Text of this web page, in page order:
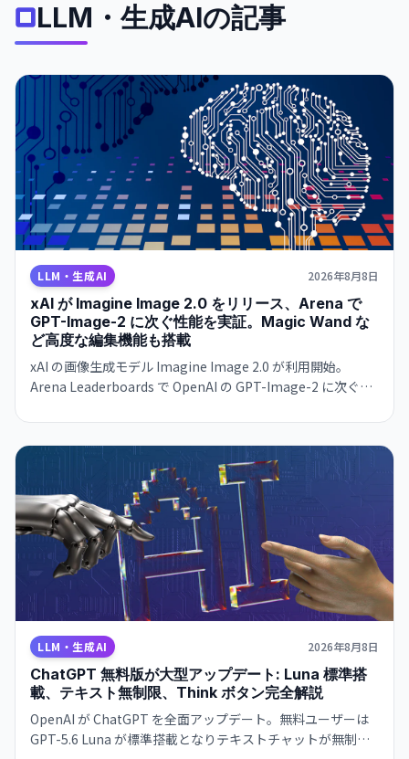
LLM・生成AIの記事
LLM・生成AI 2026年8月8日
xAI が Imagine Image 2.0 をリリース、Arena で
GPT-Image-2 に次ぐ性能を実証。Magic Wand な
ど高度な編集機能も搭載
xAI の画像生成モデル Imagine Image 2.0 が利用開始。
Arena Leaderboards で OpenAI の GPT-Image-2 に次ぐ順
な編集ツールを備えている。Grok で即利用可能、API は近
日提供予定。
LLM・生成AI 2026年8月8日
ChatGPT 無料版が大型アップデート: Luna 標準搭
載、テキスト無制限、Think ボタン完全解説
OpenAI が ChatGPT を全面アップデート。無料ユーザーは
GPT-5.6 Luna が標準搭載となりテキストチャットが無制限